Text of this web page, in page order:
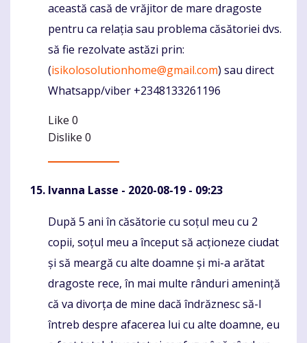
această casă de vrăjitor de mare dragoste
pentru ca relația sau problema căsătoriei dvs.
să fie rezolvate astăzi prin:
(isikolosolutionhome@gmail.com) sau direct
Whatsapp/viber +2348133261196
Like 0
Dislike 0
Ivanna Lasse - 2020-08-19 - 09:23
Komentaras
După 5 ani în căsătorie cu soțul meu cu 2
copii, soțul meu a început să acționeze ciudat
și să meargă cu alte doamne și mi-a arătat
dragoste rece, în mai multe rânduri amenință
că va divorța de mine dacă îndrăznesc să-l
întreb despre afacerea lui cu alte doamne, eu